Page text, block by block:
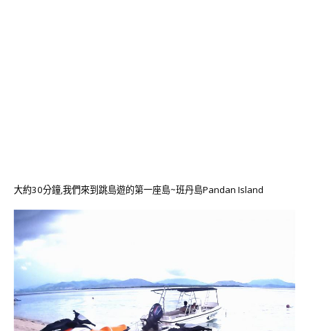
大約30分鐘,我們來到跳島遊的第一座島~班丹島Pandan Island